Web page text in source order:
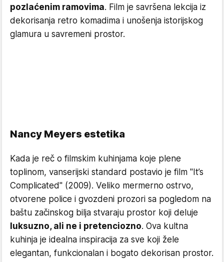
pozlaćenim ramovima. Film je savršena lekcija iz
dekorisanja retro komadima i unošenja istorijskog
glamura u savremeni prostor.
Nancy Meyers estetika
Kada je reč o filmskim kuhinjama koje plene
toplinom, vanserijski standard postavio je film "It’s
Complicated" (2009). Veliko mermerno ostrvo,
otvorene police i gvozdeni prozori sa pogledom na
baštu začinskog bilja stvaraju prostor koji deluje
luksuzno, ali ne i pretenciozno. Ova kultna
kuhinja je idealna inspiracija za sve koji žele
elegantan, funkcionalan i bogato dekorisan prostor.